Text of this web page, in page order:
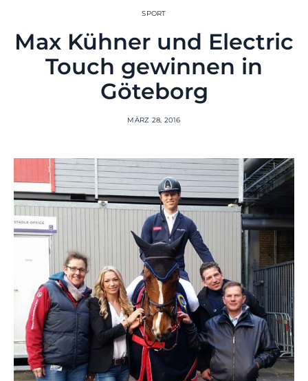
SPORT
Max Kühner und Electric
Touch gewinnen in
Göteborg
MÄRZ 28, 2016